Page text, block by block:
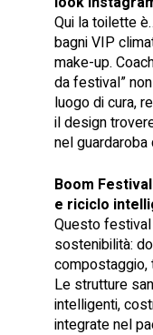
Qui la toilette
bagni VIP
make-up.
da festival”
luogo di cura,
il design
nel
Boom
e riciclo
Questo
sostenibilità:
compostaggio,
Le strutture
intelligenti,
integrate nel